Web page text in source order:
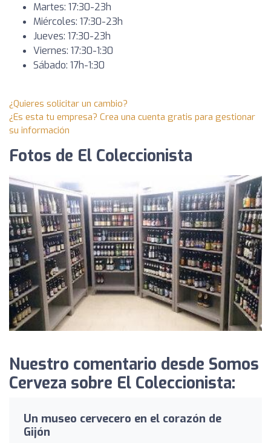
Martes: 17:30-23h
Miércoles: 17:30-23h
Jueves: 17:30-23h
Viernes: 17:30-1:30
Sábado: 17h-1:30
¿Quieres solicitar un cambio?
¿Es esta tu empresa? Crea una cuenta gratis para gestionar
su información
Fotos de El Coleccionista
Nuestro comentario desde Somos
Cerveza sobre El Coleccionista:
Un museo cervecero en el corazón de
Gijón